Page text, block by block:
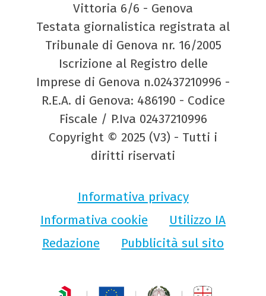
Vittoria 6/6 - Genova
Testata giornalistica registrata al
Tribunale di Genova nr. 16/2005
Iscrizione al Registro delle
Imprese di Genova n.02437210996 -
R.E.A. di Genova: 486190 - Codice
Fiscale / P.Iva 02437210996
Copyright © 2025 (V3) - Tutti i
diritti riservati
Informativa privacy
Informativa cookie
Utilizzo IA
Redazione
Pubblicità sul sito